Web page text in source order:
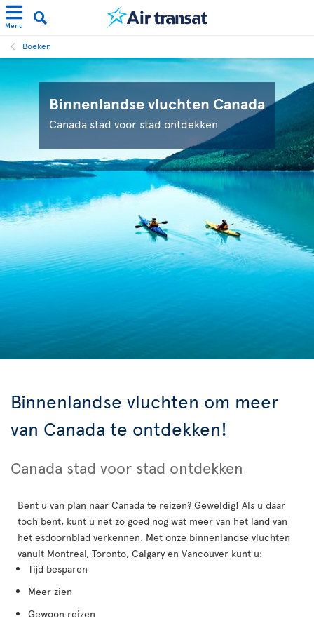
Menu
Boeken
Binnenlandse vluchten Canada
Canada stad voor stad ontdekken
Binnenlandse vluchten om meer
van Canada te ontdekken!
Canada stad voor stad ontdekken
Bent u van plan naar Canada te reizen? Geweldig! Als u daar
toch bent, kunt u net zo goed nog wat meer van het land van
het esdoornblad verkennen. Met onze binnenlandse vluchten
vanuit Montreal, Toronto, Calgary en Vancouver kunt u:
Tijd besparen
Meer zien
Gewoon reizen